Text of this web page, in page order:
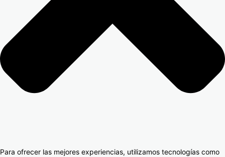
Para ofrecer las mejores experiencias, utilizamos tecnologías como